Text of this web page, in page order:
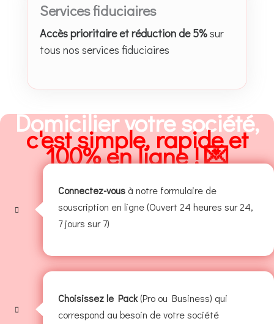
Services fiduciaires
Accès prioritaire et réduction de 5%sur
tous nos services fiduciaires
Domicilier votre société,
c'est simple, rapide et
100% en ligne ! 💌
Connectez-vous à notre formulaire de
souscription en ligne (Ouvert 24 heures sur 24,
7 jours sur 7)
Choisissez le Pack(Pro ou Business) qui
correspond au besoin de votre société